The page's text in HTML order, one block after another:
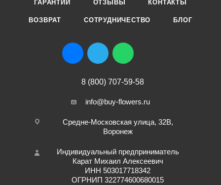
ГАРАНТИИ ОТЗЫВЫ КОНТАКТЫ
ВОЗВРАТ СОТРУДНИЧЕСТВО БЛОГ
8 (800) 707-59-58
info@buy-flowers.ru
Средне-Московская улица, 32В,
Воронеж
Индивидуальный предприниматель
Карат Михаил Алексеевич
ИНН 503017718342
ОГРНИП 322774600680015